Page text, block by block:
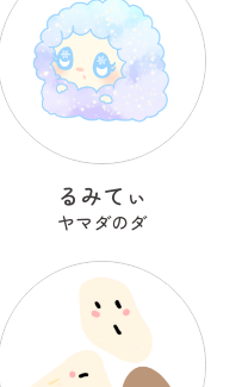
るみてぃ
ヤマダのダ